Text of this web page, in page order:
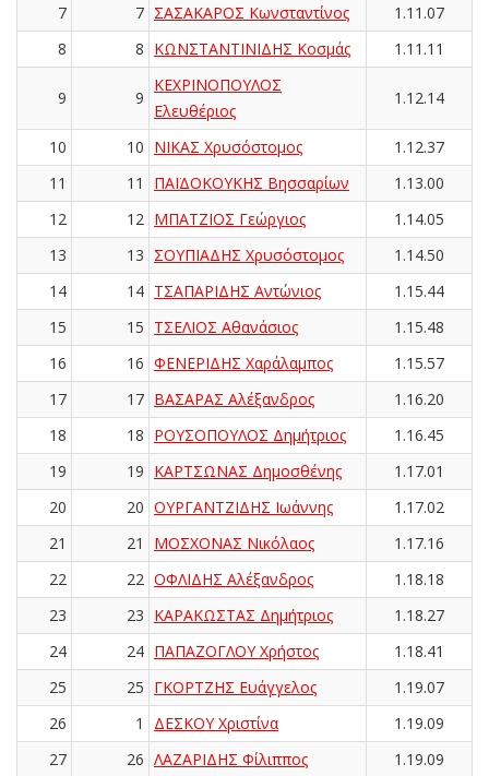
7
7 ΣΑΣΑΚΑΡΟΣ Κωνσταντίνος
1.11.07
8
8 ΚΩΝΣΤΑΝΤΙΝΙΔΗΣ Κοσμάς 1.11.11
9 9
ΚΕΧΡΙΝΟΠΟΥΛΟΣ
Ελευθέριος
1.12.14
10 10 ΝΙΚΑΣ Χρυσόστομος
1.12.37
11
11 ΠΑΪΔΟΚΟΥΚΗΣ Βησσαρίων
1.13.00
12
12 ΜΠΑΤΖΙΟΣ Γεώργιος
1.14.05
13
13 ΣΟΥΠΙΑΔΗΣ Χρυσόστομος
1.14.50
14
14 ΤΣΑΠΑΡΙΔΗΣ Αντώνιος
1.15.44
15
15 ΤΣΕΛΙΟΣ Αθανάσιος
1.15.48
16
16 ΦΕΝΕΡΙΔΗΣ Χαράλαμπος
1.15.57
17
17 ΒΑΣΑΡΑΣ Αλέξανδρος
1.16.20
18
18 ΡΟΥΣΟΠΟΥΛΟΣ Δημήτριος
1.16.45
19
19 ΚΑΡΤΣΩΝΑΣ Δημοσθένης
1.17.01
20
20 ΟΥΡΓΑΝΤΖΙΔΗΣ Ιωάννης
1.17.02
21
21 ΜΟΣΧΟΝΑΣ Νικόλαος
1.17.16
22
22 ΟΦΛΙΔΗΣ Αλέξανδρος
1.18.18
23
23 ΚΑΡΑΚΩΣΤΑΣ Δημήτριος
1.18.27
24
24 ΠΑΠΑΖΟΓΛΟΥ Χρήστος
1.18.41
25
25 ΓΚΟΡΤΖΗΣ Ευάγγελος
1.19.07
26
1 ΔΕΣΚΟΥ Χριστίνα
1.19.09
27
26 ΛΑΖΑΡΙΔΗΣ Φίλιππος 1.19.09